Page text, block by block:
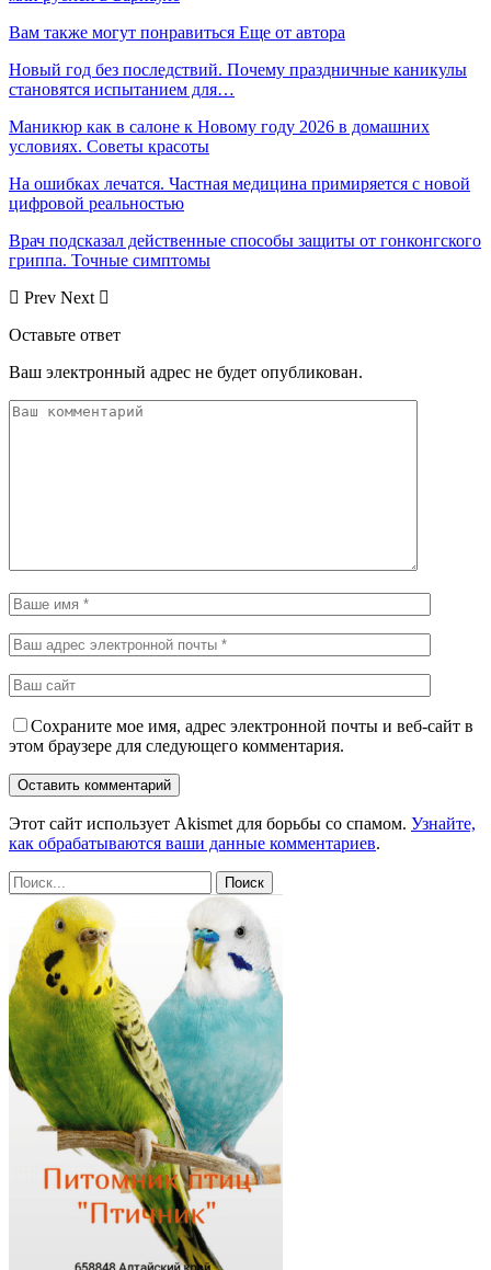
Вам также могут понравиться Еще от автора
Новый год без последствий. Почему праздничные каникулы
становятся испытанием для…
Маникюр как в салоне к Новому году 2026 в домашних
условиях. Советы красоты
На ошибках лечатся. Частная медицина примиряется с новой
цифровой реальностью
Врач подсказал действенные способы защиты от гонконгского
гриппа. Точные симптомы
Prev Next
Оставьте ответ
Ваш электронный адрес не будет опубликован.
Сохраните мое имя, адрес электронной почты и веб-сайт в
этом браузере для следующего комментария.
Этот сайт использует Akismet для борьбы со спамом. Узнайте,
как обрабатываются ваши данные комментариев.